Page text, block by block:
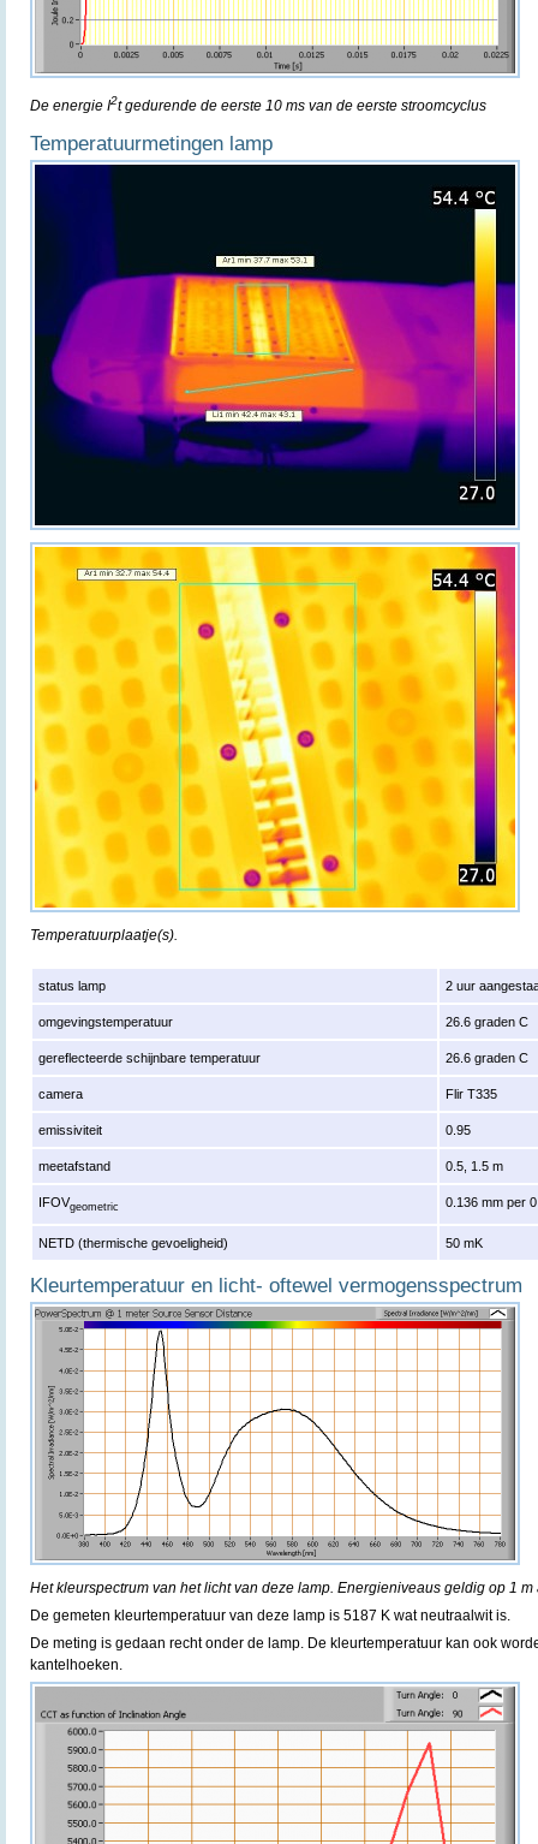
De energie I2t gedurende de eerste 10 ms van de eerste stroomcyclus
Temperatuurmetingen lamp
Temperatuurplaatje(s).
status lamp 2 uur
omgevingstemperatuur 26.6 graden C
gereflecteerde schijnbare temperatuur 26.6 graden C
camera Flir T335
emissiviteit 0.95
meetafstand 0.5, 1.5 m
IFOVgeometric 0.136 mm per
NETD (thermische gevoeligheid) 50 mK
Kleurtemperatuur en licht- oftewel vermogensspectrum
Het kleurspectrum van het licht van deze lamp. Energieniveaus geldig op 1 m
De gemeten kleurtemperatuur van deze lamp is 5187 K wat neutraalwit is.
De meting is gedaan recht onder de lamp. De kleurtemperatuur kan ook
kantelhoeken.